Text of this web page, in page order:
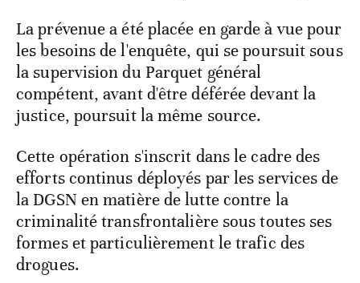
La prévenue a été placée en garde à vue pour
les besoins de l'enquête, qui se poursuit sous
la supervision du Parquet général
compétent, avant d'être déférée devant la
justice, poursuit la même source.
Cette opération s'inscrit dans le cadre des
efforts continus déployés par les services de
la DGSN en matière de lutte contre la
criminalité transfrontalière sous toutes ses
formes et particulièrement le trafic des
drogues.